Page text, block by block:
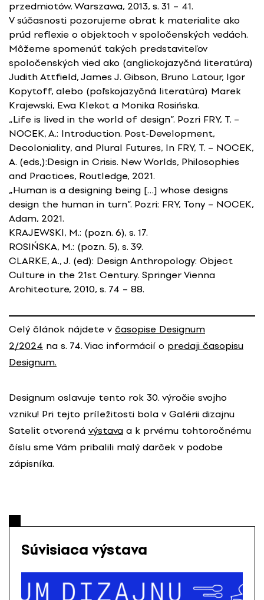
przedmiotów. Warszawa, 2013, s. 31 – 41.
V súčasnosti pozorujeme obrat k materialite ako
prúd reflexie o objektoch v spoločenských vedách.
Môžeme spomenúť takých predstaviteľov
spoločenských vied ako (anglickojazyčná literatúra)
Judith Attfield, James J. Gibson, Bruno Latour, Igor
Kopytoff, alebo (poľskojazyčná literatúra) Marek
Krajewski, Ewa Klekot a Monika Rosińska.
„Life is lived in the world of design”. Pozri FRY, T. –
NOCEK, A.: Introduction. Post-Development,
Decoloniality, and Plural Futures, In FRY, T. – NOCEK,
A. (eds,):Design in Crisis. New Worlds, Philosophies
and Practices, Routledge, 2021.
„Human is a designing being […] whose designs
design the human in turn”. Pozri: FRY, Tony – NOCEK,
Adam, 2021.
KRAJEWSKI, M.: (pozn. 6), s. 17.
ROSIŃSKA, M.: (pozn. 5), s. 39.
CLARKE, A., J. (ed): Design Anthropology: Object
Culture in the 21st Century. Springer Vienna
Architecture, 2010, s. 74 – 88.
Celý článok nájdete v časopise Designum
2/2024 na s. 74. Viac informácií o predaji časopisu
Designum.
Designum oslavuje tento rok 30. výročie svojho
vzniku! Pri tejto príležitosti bola v Galérii dizajnu
Satelit otvorená výstava a k prvému tohtoročnému
číslu sme Vám pribalili malý darček v podobe
zápisníka.
Súvisiaca výstava